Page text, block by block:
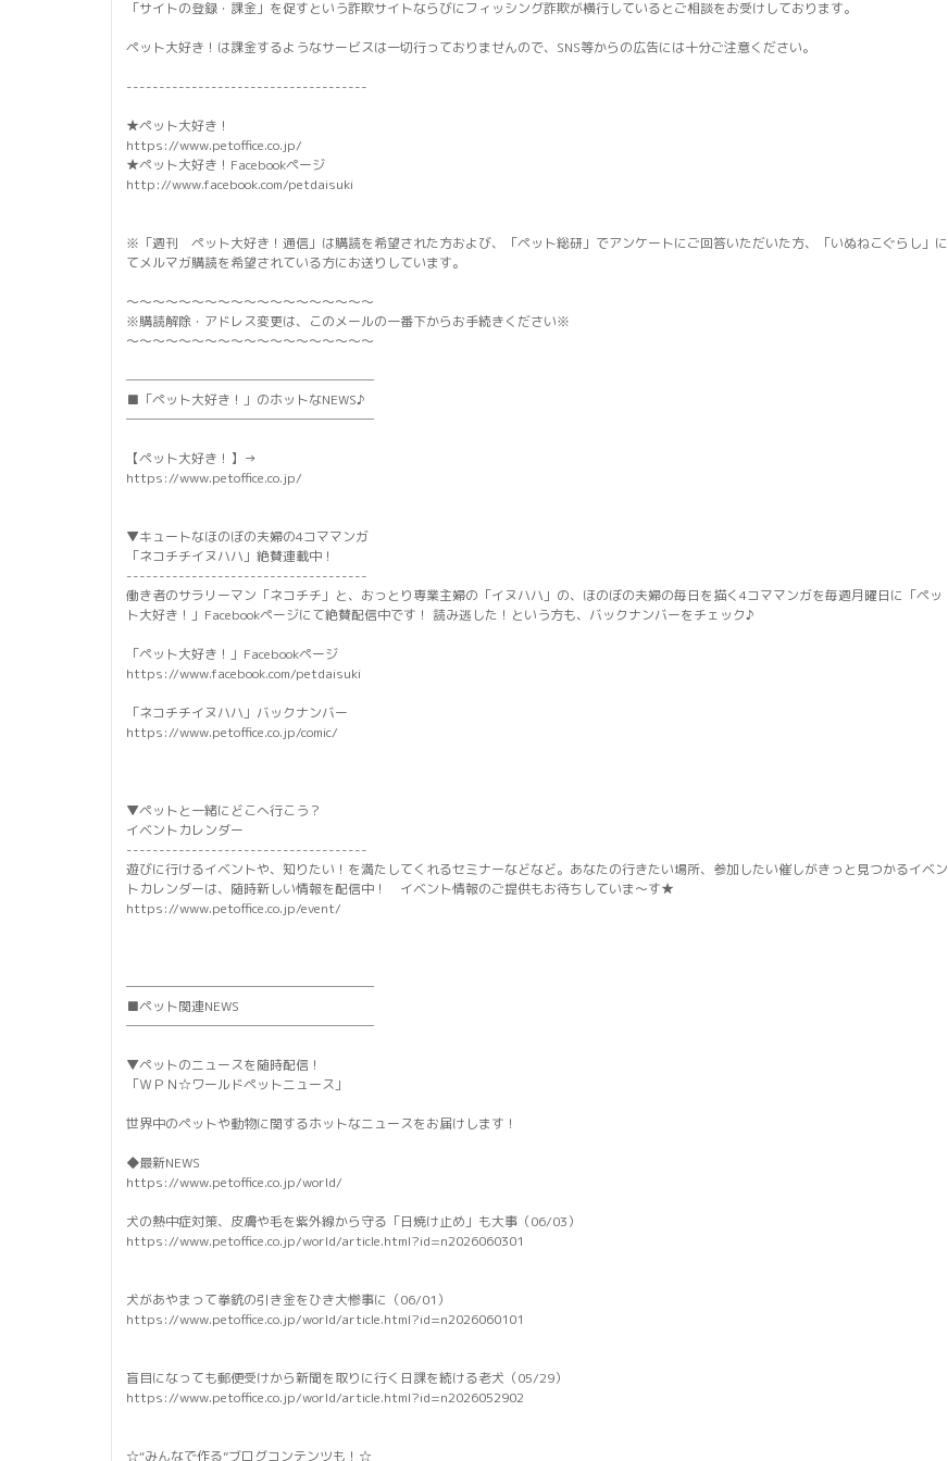
「サイトの登録・課金」を促すという詐欺サイトならびにフィッシング詐欺が横行しているとご相談をお受けしております。
ペット大好き！は課金するようなサービスは一切行っておりませんので、SNS等からの広告には十分ご注意ください。
-------------------------------------
★ペット大好き！
https://www.petoffice.co.jp/
★ペット大好き！Facebookページ
http://www.facebook.com/petdaisuki
※「週刊 ペット大好き！通信」は購読を希望された方および、「ペット総研」でアンケートにご回答いただいた方、「いぬねこぐらし」に
てメルマガ購読を希望されている方にお送りしています。
～～～～～～～～～～～～～～～～～～～
※購読解除・アドレス変更は、このメールの一番下からお手続きください※
～～～～～～～～～～～～～～～～～～～
───────────────────
■「ペット大好き！」のホットなNEWS♪
───────────────────
【ペット大好き！】→
https://www.petoffice.co.jp/
▼キュートなほのぼの夫婦の4コママンガ
「ネコチチイヌハハ」絶賛連載中！
-------------------------------------
働き者のサラリーマン「ネコチチ」と、おっとり専業主婦の「イヌハハ」の、ほのぼの夫婦の毎日を描く4コママンガを毎週月曜日に「ペッ
ト大好き！」Facebookページにて絶賛配信中です！ 読み逃した！という方も、バックナンバーをチェック♪
「ペット大好き！」Facebookページ
https://www.facebook.com/petdaisuki
「ネコチチイヌハハ」バックナンバー
https://www.petoffice.co.jp/comic/
▼ペットと一緒にどこへ行こう？
イベントカレンダー
-------------------------------------
遊びに行けるイベントや、知りたい！を満たしてくれるセミナーなどなど。あなたの行きたい場所、参加したい催しがきっと見つかるイベン
トカレンダーは、随時新しい情報を配信中！ イベント情報のご提供もお待ちしていま～す★
https://www.petoffice.co.jp/event/
───────────────────
■ペット関連NEWS
───────────────────
▼ペットのニュースを随時配信！
「ＷＰＮ☆ワールドペットニュース」
世界中のペットや動物に関するホットなニュースをお届けします！
◆最新NEWS
https://www.petoffice.co.jp/world/
犬の熱中症対策、皮膚や毛を紫外線から守る「日焼け止め」も大事（06/03）
https://www.petoffice.co.jp/world/article.html?id=n2026060301
犬があやまって拳銃の引き金をひき大惨事に（06/01）
https://www.petoffice.co.jp/world/article.html?id=n2026060101
盲目になっても郵便受けから新聞を取りに行く日課を続ける老犬（05/29）
https://www.petoffice.co.jp/world/article.html?id=n2026052902
☆“みんなで作る”ブログコンテンツも！☆